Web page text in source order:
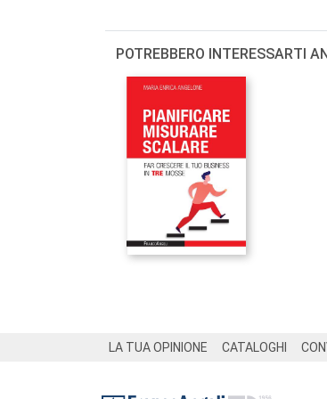
POTREBBERO INTERESSARTI
LA TUA OPINIONE CATALOGHI